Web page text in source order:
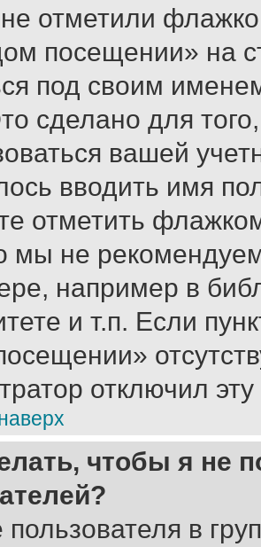
отметили
посещении» на
под своим
сделано для
вашей
вводить имя
отметить
мы не
например в
и т.п. Если
отключил
чтобы я не
пользователя в